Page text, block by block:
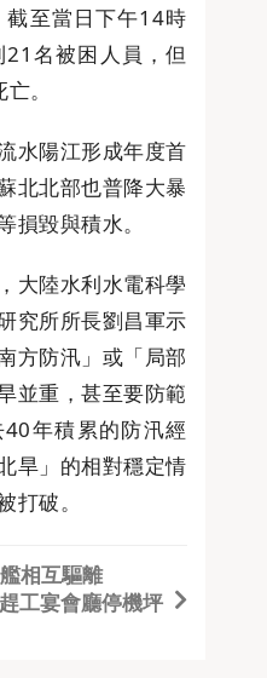
至當日下午14時
名被困人員，但
。
水陽江形成年度首
北北部也普降大暴
損毀與積水。
大陸水利水電科學
究所所長劉昌軍示
方防汛」或「局部
並重，甚至要防範
年積累的防汛經
旱」的相對穩定情
打破。
相互驅離
工宴會廳停機坪